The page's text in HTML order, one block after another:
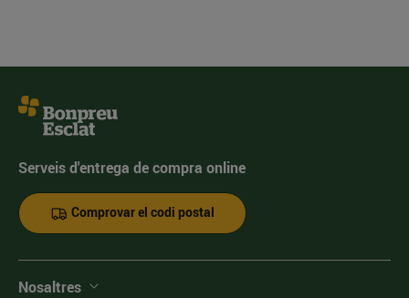
Serveis d'entrega de compra online
Comprovar el codi postal
Nosaltres